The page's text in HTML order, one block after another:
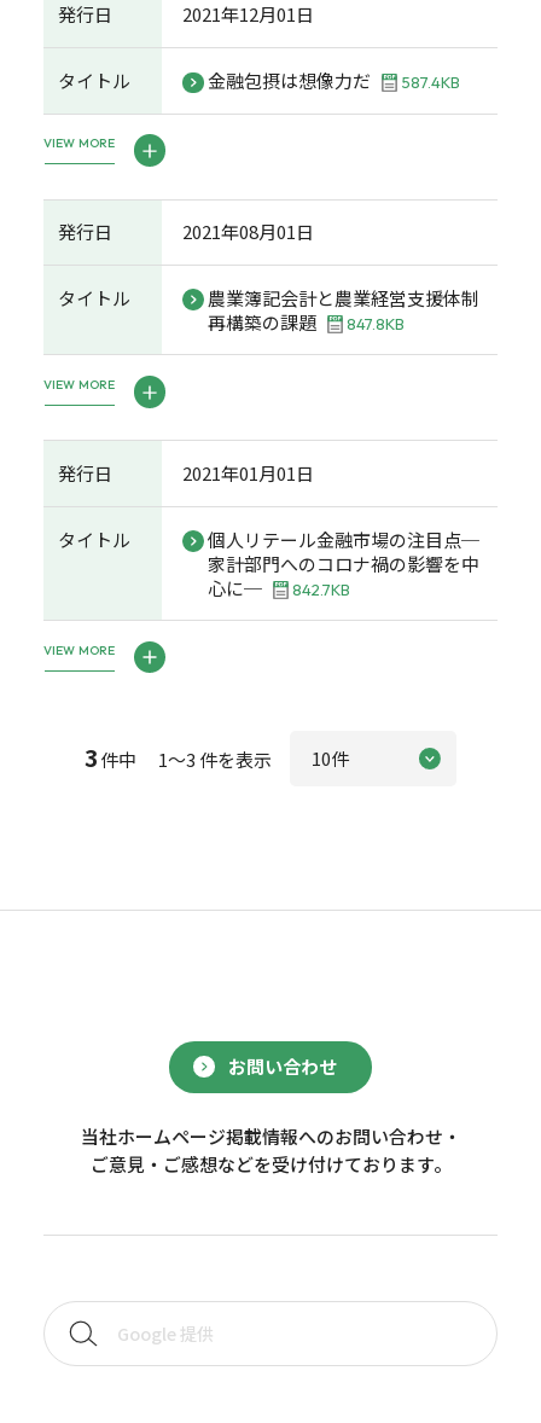
発行日 2021年12月01日
タイトル 金融包摂は想像力だ 587.4KB
VIEW MORE
発行日 2021年08月01日
タイトル
農業簿記会計と農業経営支援体制
再構築の課題
847.8KB
VIEW MORE
発行日 2021年01月01日
タイトル
個人リテール金融市場の注目点─
家計部門へのコロナ禍の影響を中
心に─
842.7KB
VIEW MORE
3件中 1～3 件を表示
お問い合わせ
当社ホームページ掲載情報へのお問い合わせ・
ご意見・ご感想などを受け付けております。